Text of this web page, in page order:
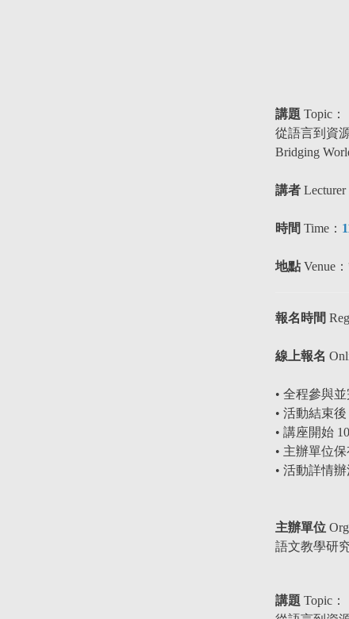
講題 Topic ：
從語言到資
Bridging
講者 Lecturer
時間 Time：
地點 Venue
報名時間
線上報名
• 全程參與
• 活動結束
• 講座開始
• 主辦單位
• 活動詳情辦
主辦單位
語文教學研究
講題 Topic ：